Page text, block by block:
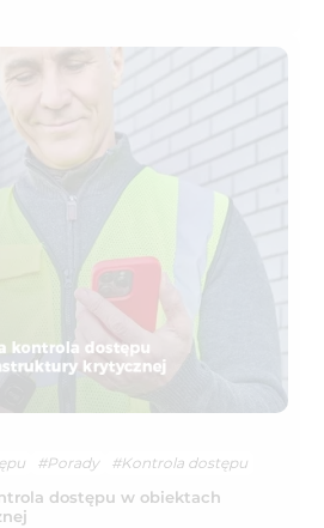
#Porady #Kontrola dostępu
dostępu w obiektach